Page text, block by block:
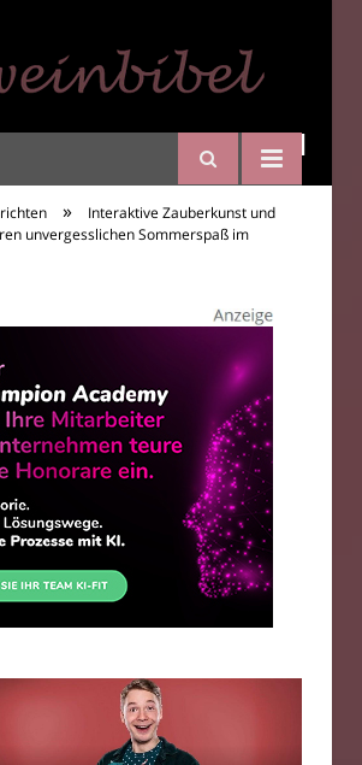
»
Interaktive Zauberkunst und
unvergesslichen Sommerspaß im